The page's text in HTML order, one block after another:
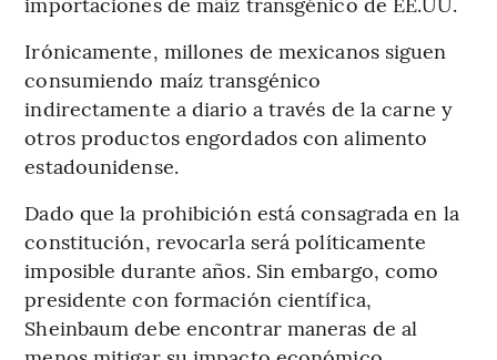
Irónicamente, millones de mexicanos siguen
consumiendo maíz transgénico
indirectamente a diario a través de la carne y
otros productos engordados con alimento
estadounidense.
Dado que la prohibición está consagrada en la
constitución, revocarla será políticamente
imposible durante años. Sin embargo, como
presidente con formación científica,
Sheinbaum debe encontrar maneras de al